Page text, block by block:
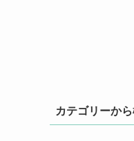
カテゴリーか